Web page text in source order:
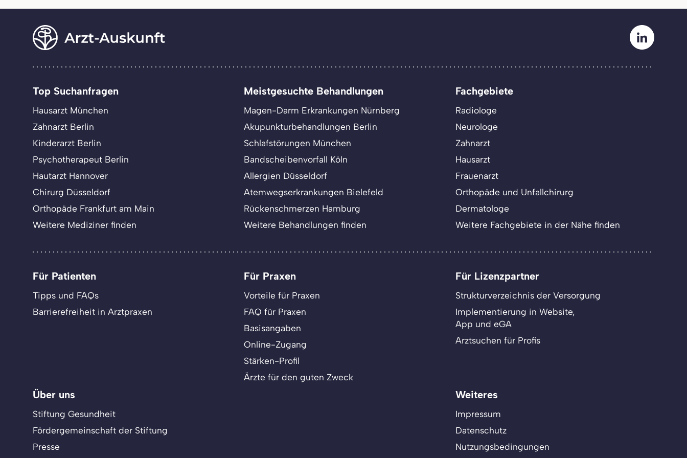
Top Suchanfragen
Hausarzt München
Zahnarzt Berlin
Kinderarzt Berlin
Psychotherapeut Berlin
Hautarzt Hannover
Chirurg Düsseldorf
Orthopäde Frankfurt am Main
Weitere Mediziner finden
Meistgesuchte Behandlungen
Magen-Darm Erkrankungen Nürnberg
Akupunkturbehandlungen Berlin
Schlafstörungen München
Bandscheibenvorfall Köln
Allergien Düsseldorf
Atemwegserkrankungen Bielefeld
Rückenschmerzen Hamburg
Weitere Behandlungen finden
Fachgebiete
Radiologe
Neurologe
Zahnarzt
Hausarzt
Frauenarzt
Orthopäde und Unfallchirurg
Dermatologe
Weitere Fachgebiete in der Nähe finden
Für Patienten
Tipps und FAQs
Barrierefreiheit in Arztpraxen
Für Praxen
Vorteile für Praxen
FAQ für Praxen
Basisangaben
Online-Zugang
Stärken-Profil
Ärzte für den guten Zweck
Für Lizenzpartner
Strukturverzeichnis der Versorgung
Implementierung in Website,
App und eGA
Arztsuchen für Profis
Über uns
Stiftung Gesundheit
Fördergemeinschaft der Stiftung
Presse
Weiteres
Impressum
Datenschutz
Nutzungsbedingungen